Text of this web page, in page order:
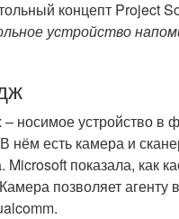
устройство
носимое устройство в
нём есть камера и
Microsoft показала, как
позволяет